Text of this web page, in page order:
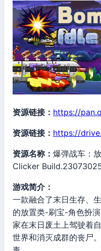
资源链接： https://
资源链接： https://
资源名称： 爆弹战车：
Clicker
游戏简介：
一款融合了末日生存、
的放置类-刷宝-角色扮
家在末日废土上驾驶着
世界和消灭成群的丧尸